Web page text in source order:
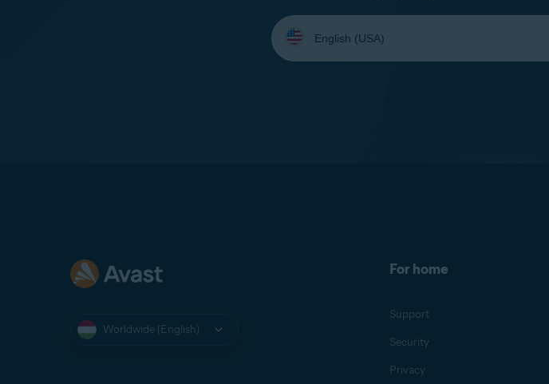
Select
your
language:
Worldwide (English)
For home
Support
Security
Privacy